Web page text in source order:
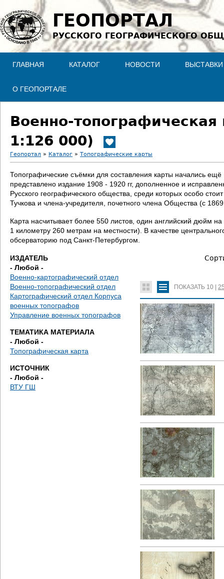
Jump to navigation
ГЕОПОРТАЛ
РУССКОГО ГЕОГРАФИЧЕСКОГО
ГЛАВНАЯ КАТАЛОГ НОВОСТИ ВЫСТАВКИ
О ГЕОПОРТАЛЕ
Военно-
1:126 000)
В
ы
з
д
с
ь
Геопортал » Каталог » Топографические карты
Топографические съёмки для составления карты начались
представлено издание 1908 - 1920 гг, дополненное и
Русского географического общества, среди которых особо
Тучкова и члена-учредителя, почетного члена Общества (с
Карта насчитывает более 550 листов, один английский дюйм
1 километру 260 метрам на местности). В качестве
обсерваторию под Санкт-Петербургом.
ИЗДАТЕЛЬ
- Любой -
Военно-картографический отдел
Военно-топографический отдел
Картографический отдел Корпуса
военных топографов
Управление военных топографов
ТЕМАТИКА МАТЕРИАЛА
- Любой -
Топографическая карта
ИСТОЧНИК
- Любой -
ВТУ ГШ
ПОКАЗАТЬ 10 |